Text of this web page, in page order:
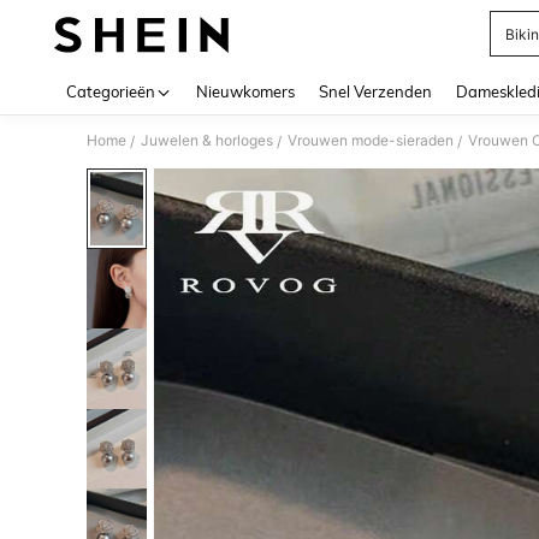
Categorieën Nieuwkomers Snel Verzenden
Home / Juwelen & horloges / Vrouwen mode-sieraden / Vrouwen